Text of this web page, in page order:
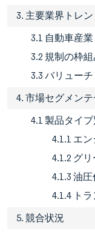
3. 主要業界トレン
3.1 自動車産
3.2 規制の枠組
3.3 バリュー
4. 市場セグメン
4.1 製品タイプ
4.1.1 エ
4.1.2 グリ
4.1.3 油
4.1.4 ト
5. 競合状況